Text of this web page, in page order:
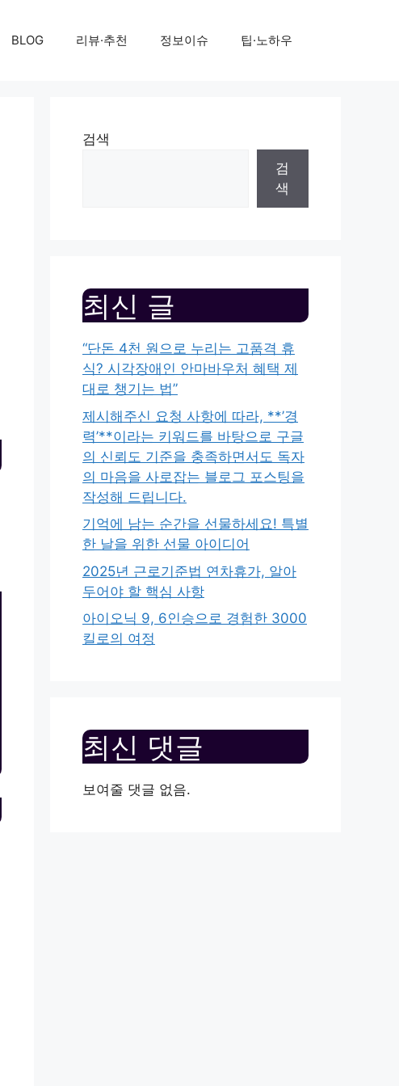
BLOG 리뷰·추천 정보이슈 팁·노하우
검색
검
색
최신 글
“단돈 4천 원으로 누리는 고품격 휴
식? 시각장애인 안마바우처 혜택 제
대로 챙기는 법”
제시해주신 요청 사항에 따라, **’경
력’**이라는 키워드를 바탕으로 구글
의 신뢰도 기준을 충족하면서도 독자
의 마음을 사로잡는 블로그 포스팅을
작성해 드립니다.
기억에 남는 순간을 선물하세요! 특별
한 날을 위한 선물 아이디어
2025년 근로기준법 연차휴가, 알아
두어야 할 핵심 사항
아이오닉 9, 6인승으로 경험한 3000
킬로의 여정
최신 댓글
보여줄 댓글 없음.